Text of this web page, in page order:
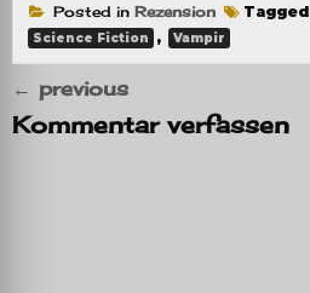
Posted in Rezension Tagged
Science Fiction , Vampir
← previous
Kommentar verfassen